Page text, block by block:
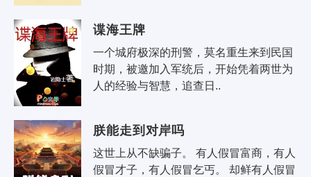
谍海王牌
一个城府极深的刑警，莫名重生来到民国
时期，被邀加入军统后，开始凭着两世为
人的经验与智慧，追查日..
朕能走到对岸吗
这世上从不缺骗子。 有人假冒富商，有人
假冒才子，有人假冒乞丐。 却鲜有人假冒